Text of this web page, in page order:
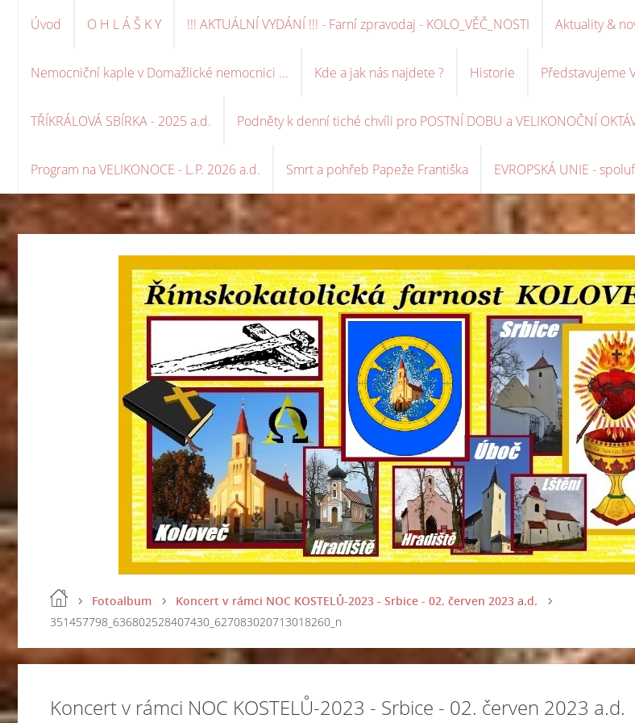
Úvod O H L Á Š K Y !!! AKTUÁLNÍ VYDÁNÍ !!! - Farní zpravodaj - KOLO_VĚČ_NOSTI Aktuality &
Nemocniční kaple v Domažlické nemocnici ... Kde a jak nás najdete ? Historie Představujeme
TŘÍKRÁLOVÁ SBÍRKA - 2025 a.d. Podněty k denní tiché chvíli pro POSTNÍ DOBU a VELIKONOČNÍ
Program na VELIKONOCE - L.P. 2026 a.d. Smrt a pohřeb Papeže Františka EVROPSKÁ UNIE -
Fotoalbum
Koncert v rámci NOC KOSTELŮ-2023 - Srbice - 02. červen 2023 a.d.
351457798_636802528407430_627083020713018260_n
Koncert v rámci NOC KOSTELŮ-2023 - Srbice - 02. červen 2023 a.d.